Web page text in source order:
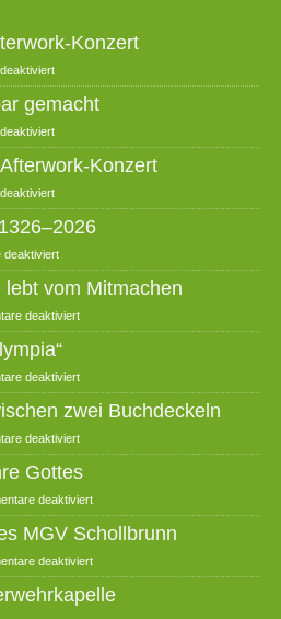
Konzert
gemacht
Konzert
deaktiviert
vom Mitmachen
deaktiviert
deaktiviert
zwei Buchdeckeln
deaktiviert
Gottes
deaktiviert
MGV Schollbrunn
deaktiviert